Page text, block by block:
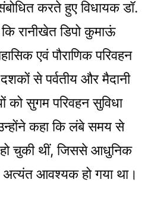
करते हुए विधायक डॉ.
रानीखेत डिपो कुमाऊं
एवं पौराणिक परिवहन
से पर्वतीय और मैदानी
को सुगम परिवहन सुविधा
कहा कि लंबे समय से
हो चुकी थीं, जिससे आधुनिक
अत्यंत आवश्यक हो गया था।